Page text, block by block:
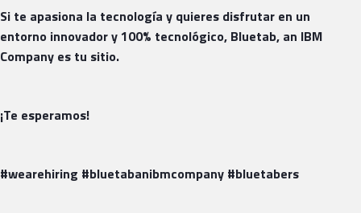
Si te apasiona la tecnología y quieres disfrutar en un
entorno innovador y 100% tecnológico, Bluetab, an IBM
Company es tu sitio.
¡Te esperamos!
#wearehiring #bluetabanibmcompany #bluetabers